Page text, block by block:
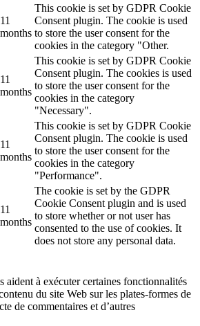
11
months
This cookie is set by GDPR Cookie
Consent plugin. The cookie is used
to store the user consent for the
cookies in the category "Other.
11
months
This cookie is set by GDPR Cookie
Consent plugin. The cookies is used
to store the user consent for the
cookies in the category
"Necessary".
11
months
This cookie is set by GDPR Cookie
Consent plugin. The cookie is used
to store the user consent for the
cookies in the category
"Performance".
11
months
The cookie is set by the GDPR
Cookie Consent plugin and is used
to store whether or not user has
consented to the use of cookies. It
does not store any personal data.
aident à exécuter certaines fonctionnalités
du site Web sur les plates-formes de
de commentaires et d’autres